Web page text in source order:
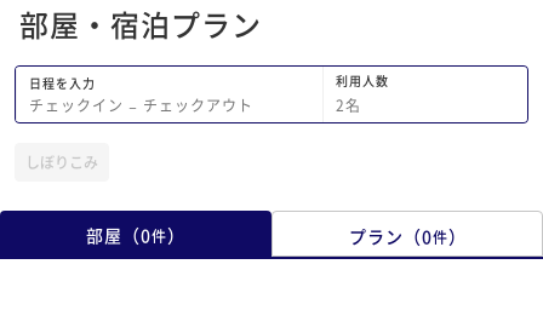
いたので、かなり遅い時間になったにも
かかわらず、スタッフの方もみなさん気
さくで過剰すぎないサービス。とても心
地よかったです。また利用したいと思い
ます。
部屋・宿泊プラン
日程を入力
チェックイン − チェックアウト
利用人数
2名
しぼりこみ
部屋 （0件） プラン （0件）